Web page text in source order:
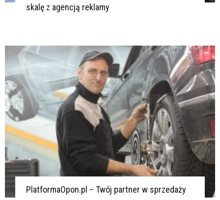
skalę z agencją reklamy
PlatformaOpon.pl – Twój partner w sprzedaży